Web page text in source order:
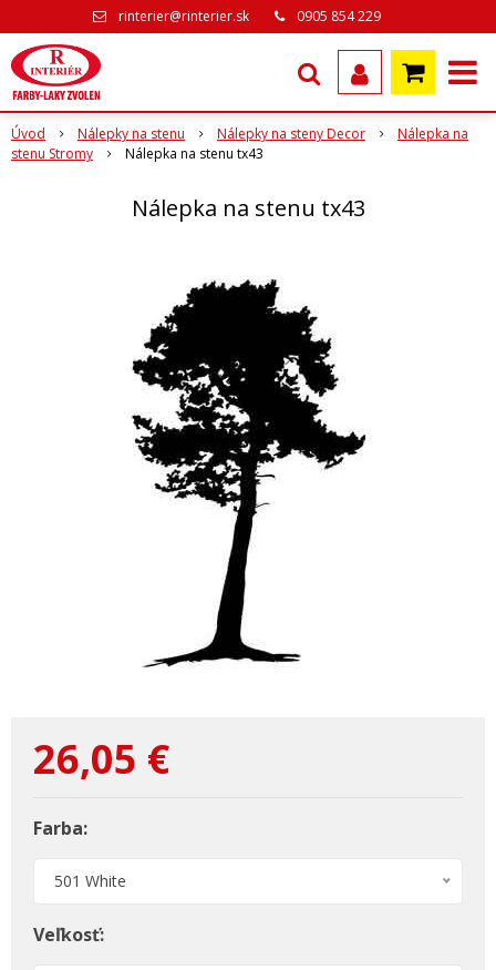
rinterier@rinterier.sk 0905 854 229
Úvod Nálepky na stenu Nálepky na steny Decor
Nálepka na
stenu Stromy
Nálepka na stenu tx43
Nálepka na stenu tx43
26,05 €
Farba:
501 White
Veľkosť: